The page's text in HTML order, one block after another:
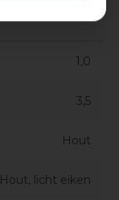
1,0
3,5
Hout
Hout, licht eiken